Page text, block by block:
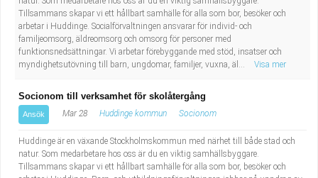
Tillsammans skapar vi ett hållbart samhälle för alla som bor, besöker och
arbetar i Huddinge. Socialförvaltningen ansvarar för individ- och
familjeomsorg, äldreomsorg och omsorg för personer med
funktionsnedsättningar. Vi arbetar förebyggande med stöd, insatser och
myndighetsutövning till barn, ungdomar, familjer, vuxna, äl...
Visa mer
Socionom till verksamhet för skolåtergång
Ansök Mar 28 Huddinge kommun Socionom
Huddinge är en växande Stockholmskommun med närhet till både stad och
natur. Som medarbetare hos oss är du en viktig samhällsbyggare.
Tillsammans skapar vi ett hållbart samhälle för alla som bor, besöker och